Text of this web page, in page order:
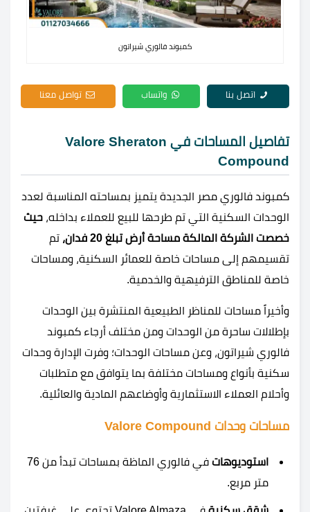
كمبوند فالوري شيراتون
اتصل بنا واتساب تواصل معنا
تفاصيل المساحات في Valore Sheraton
Compound
كمبوند فالوري مصر الجديدة يتميز بمساحته المناسبة لعدد
الوحدات السكنية التي تم طرحها للبيع للعملاء بداخله، حيث
خصصت الشركة المالكة مساحة أرض تبلغ 20 فدان، تم
تقسيمهم إلى مساحات خاصة للعمائر السكنية، ومساحات
خاصة للمناطق الترفيهية والخدمية.
وأخيراً مساحات للمناظر الطبيعية المنتشرة بين الوحدات
بإطلالات ساحرة من الوحدات ومن مختلف أرجاء كمبوند
فالوري شيراتون، وعن مساحات الوحدات؛ وفرت الإدارة وحدات
سكنية بأنواع ومساحات مختلفة بما يتوافق مع متطلبات
وأحلام العملاء الاستثمارية وأوضاعهم المادية والعائلية.
مساحات وحدات Valore Compound
استوديوهات في فالوري الماظة بمساحات تبدأ من 76
متر مربع.